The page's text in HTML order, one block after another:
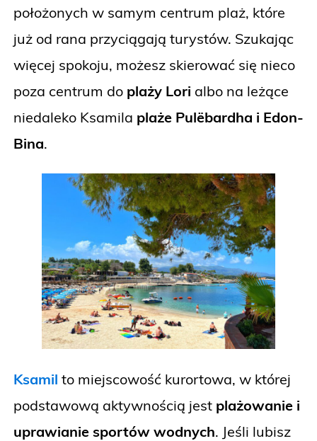
położonych w samym centrum plaż, które
już od rana przyciągają turystów. Szukając
więcej spokoju, możesz skierować się nieco
poza centrum do plaży Lori albo na leżące
niedaleko Ksamila plaże Pulëbardha i Edon-
Bina.
Ksamil to miejscowość kurortowa, w której
podstawową aktywnością jest plażowanie i
uprawianie sportów wodnych. Jeśli lubisz